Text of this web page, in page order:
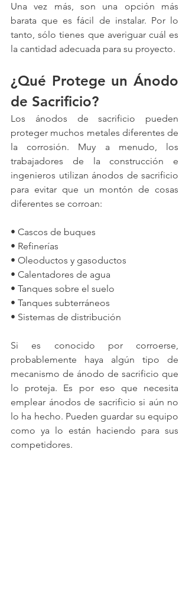
Una vez más, son una opción más
barata que es fácil de instalar. Por lo
tanto, sólo tienes que averiguar cuál es
la cantidad adecuada para su proyecto.
¿Qué Protege un Ánodo
de Sacrificio?
Los ánodos de sacrificio pueden
proteger muchos metales diferentes de
la corrosión. Muy a menudo, los
trabajadores de la construcción e
ingenieros utilizan ánodos de sacrificio
para evitar que un montón de cosas
diferentes se corroan:
• Cascos de buques
• Refinerías
• Oleoductos y gasoductos
• Calentadores de agua
• Tanques sobre el suelo
• Tanques subterráneos
• Sistemas de distribución
Si es conocido por corroerse,
probablemente haya algún tipo de
mecanismo de ánodo de sacrificio que
lo proteja. Es por eso que necesita
emplear ánodos de sacrificio si aún no
lo ha hecho. Pueden guardar su equipo
como ya lo están haciendo para sus
competidores.